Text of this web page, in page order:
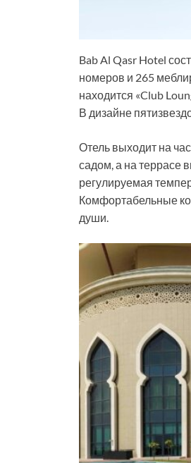
Bab Al Qasr Hotel
номеров и 265
находится «Club
В дизайне
Отель выходит на
садом, а на террасе
регулируемая
Комфортабельные
души.